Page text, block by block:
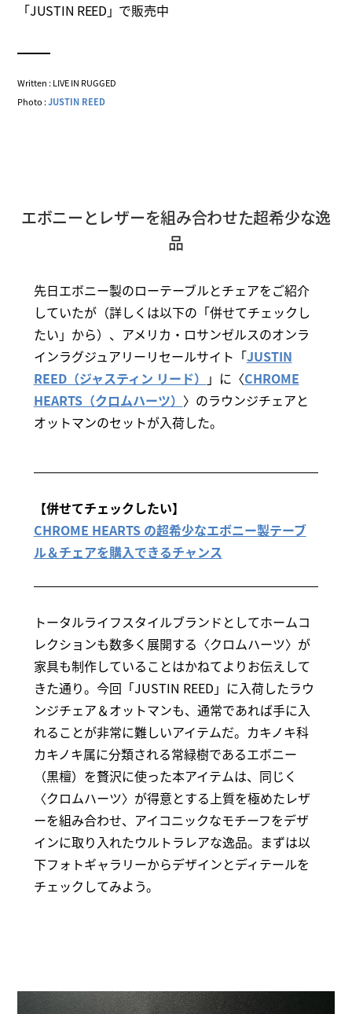
「JUSTIN REED」で販売中
Written : LIVE IN RUGGED
Photo :JUSTIN REED
エボニーとレザーを組み合わせた超希少な逸
品
先日エボニー製のローテーブルとチェアをご紹介
していたが（詳しくは以下の「併せてチェックし
たい」から）、アメリカ・ロサンゼルスのオンラ
インラグジュアリーリセールサイト「JUSTIN
REED（ジャスティン リード） 」に〈CHROME
HEARTS（クロムハーツ） 〉のラウンジチェアと
オットマンのセットが入荷した。
【併せてチェックしたい】
CHROME HEARTS の超希少なエボニー製テーブ
ル＆チェアを購入できるチャンス
トータルライフスタイルブランドとしてホームコ
レクションも数多く展開する〈クロムハーツ〉が
家具も制作していることはかねてよりお伝えして
きた通り。今回「JUSTIN REED」に入荷したラウ
ンジチェア＆オットマンも、通常であれば手に入
れることが非常に難しいアイテムだ。カキノキ科
カキノキ属に分類される常緑樹であるエボニー
（黒檀）を贅沢に使った本アイテムは、同じく
〈クロムハーツ〉が得意とする上質を極めたレザ
ーを組み合わせ、アイコニックなモチーフをデザ
インに取り入れたウルトラレアな逸品。まずは以
下フォトギャラリーからデザインとディテールを
チェックしてみよう。